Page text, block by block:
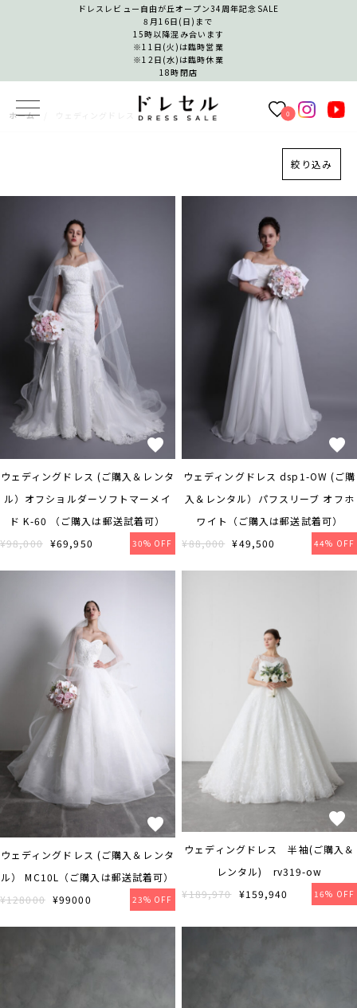
ドレスレビュー自由が丘オープン34周年記念SALE
8月16日(日)まで
15時以降混み合います
※11日(火)は臨時営業
※12日(水)は臨時休業
18時閉店
0
ホーム
絞り込み
ウェディングドレス (ご購入＆レンタ
ル）オフショルダーソフトマーメイ
ド K-60 （ご購入は郵送試着可）
¥98,000 ¥69,950 30% OFF
ウェディングドレス dsp1-OW (ご購
入＆レンタル）パフスリーブ オフホ
ワイト（ご購入は郵送試着可）
¥88,000 ¥49,500 44% OFF
ウェディングドレス (ご購入＆レンタ
ル） MC10L（ご購入は郵送試着可）
¥128000 ¥99000 23% OFF
ウェディングドレス 半袖(ご購入＆
レンタル) rv319-ow
¥189,970 ¥159,940 16% OFF